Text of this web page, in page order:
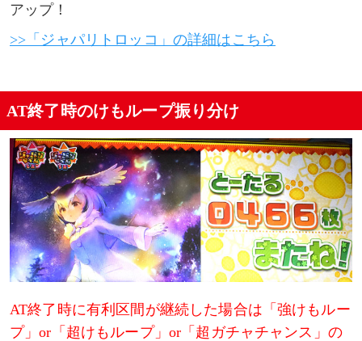
アップ！
>>「ジャパリトロッコ」の詳細はこちら
AT終了時のけもループ振り分け
AT終了時に有利区間が継続した場合は「強けもルー
プ」or「超けもループ」or「超ガチャチャンス」の